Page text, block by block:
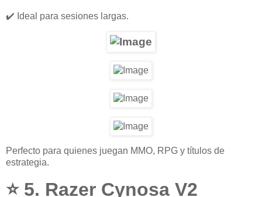
✔️ Ideal para sesiones largas.
Perfecto para quienes juegan MMO, RPG y títulos de
estrategia.
⭐ 5. Razer Cynosa V2